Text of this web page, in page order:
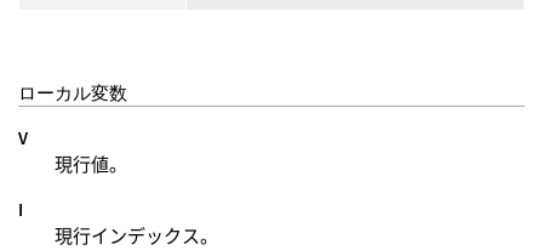
ローカル変数
V
現行値。
I
現行インデックス。